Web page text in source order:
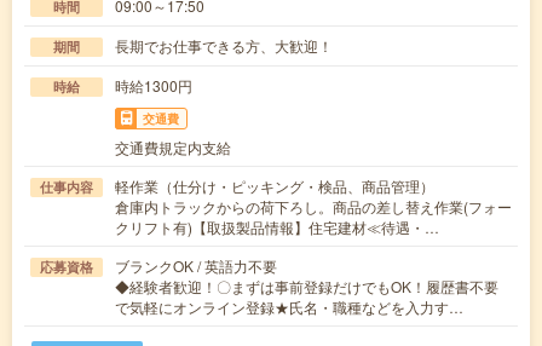
時間 09:00～17:50
期間 長期でお仕事できる方、大歓迎！
時給 時給1300円
交通費
交通費規定内支給
仕事内容
軽作業（仕分け・ピッキング・検品、商品管理）
倉庫内トラックからの荷下ろし。商品の差し替え作業(フォー
クリフト有)【取扱製品情報】住宅建材≪待遇・…
応募資格
ブランクOK / 英語力不要
◆経験者歓迎！〇まずは事前登録だけでもOK！履歴書不要
で気軽にオンライン登録★氏名・職種などを入力す…